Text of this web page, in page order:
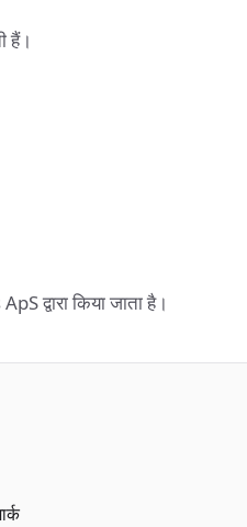
हैं।
द्वारा किया जाता है।